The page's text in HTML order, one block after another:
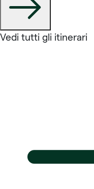
Vedi tutti gli itinerari